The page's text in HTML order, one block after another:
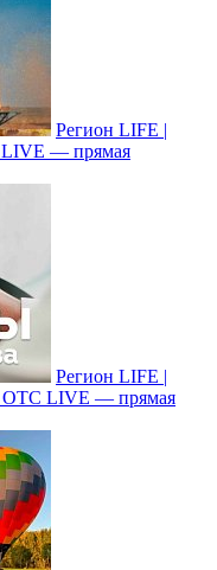
Регион LIFE |
— прямая
Регион LIFE |
| ОТС LIVE — прямая